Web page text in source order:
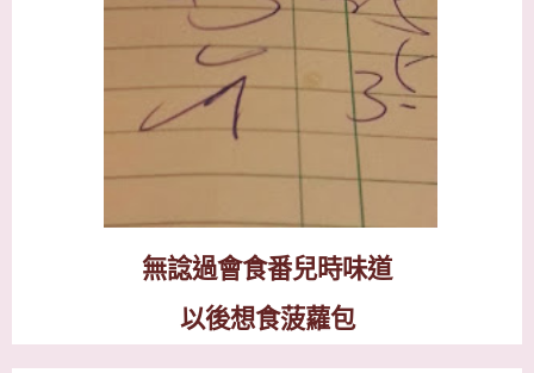
無諗過會食番兒時味道
以後想食菠蘿包